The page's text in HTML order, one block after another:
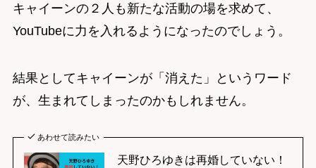
キャイーンの２人も新たな活動の場を求めて、
YouTubeに力を入れるようになったのでしょう。
結果としてキャイーンが「消えた」というワード
が、生まれてしまったのかもしれません。
あわせて読みたい
天野ひろゆきは再婚していない！